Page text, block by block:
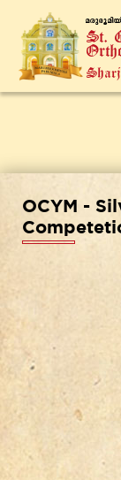
a-cp-`q-
St.
OCYM -